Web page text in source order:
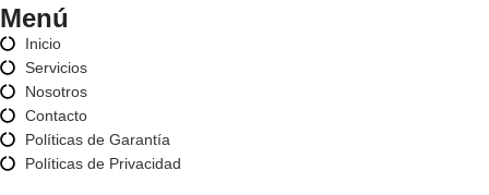
Menú
Inicio
Servicios
Nosotros
Contacto
Políticas de Garantía
Políticas de Privacidad